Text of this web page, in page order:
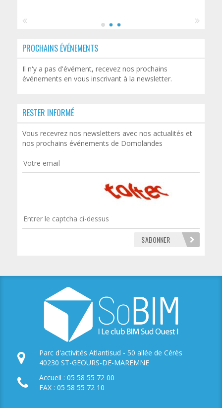
PROCHAINS ÉVÉNEMENTS
Il n'y a pas d'évément, recevez nos prochains
événements en vous inscrivant à la newsletter.
RESTER INFORMÉ
Vous recevrez nos newsletters avec nos actualités et
nos prochains événements de Domolandes
Parc d'activités Atlantisud - 50 allée de Cérès
40230 ST-GEOURS-DE-MAREMNE
Accueil : 05 58 55 72 00
FAX : 05 58 55 72 10